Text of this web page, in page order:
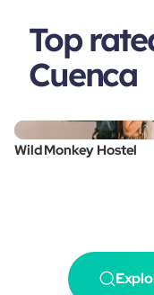
Top
Cuenca
Wild Monkey Hostel